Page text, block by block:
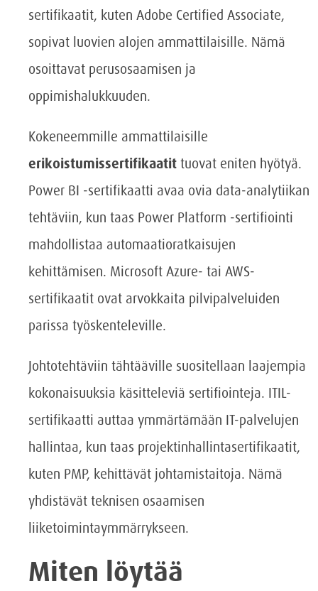
sertifikaatit, kuten Adobe Certified Associate,
sopivat luovien alojen ammattilaisille. Nämä
osoittavat perusosaamisen ja
oppimishalukkuuden.
Kokeneemmille ammattilaisille
erikoistumissertifikaatit tuovat eniten hyötyä.
Power BI -sertifikaatti avaa ovia data-analytiikan
tehtäviin, kun taas Power Platform -sertifiointi
mahdollistaa automaatioratkaisujen
kehittämisen. Microsoft Azure- tai AWS-
sertifikaatit ovat arvokkaita pilvipalveluiden
parissa työskenteleville.
Johtotehtäviin tähtääville suositellaan laajempia
kokonaisuuksia käsitteleviä sertifiointeja. ITIL-
sertifikaatti auttaa ymmärtämään IT-palvelujen
hallintaa, kun taas projektinhallintasertifikaatit,
kuten PMP, kehittävät johtamistaitoja. Nämä
yhdistävät teknisen osaamisen
liiketoimintaymmärrykseen.
Miten löytää